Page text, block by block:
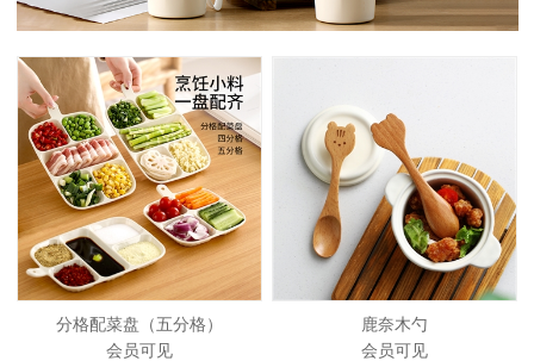
分格配菜盘（五分格）
会员可见
鹿奈木勺
会员可见